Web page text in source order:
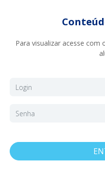
Para visualizar acesse